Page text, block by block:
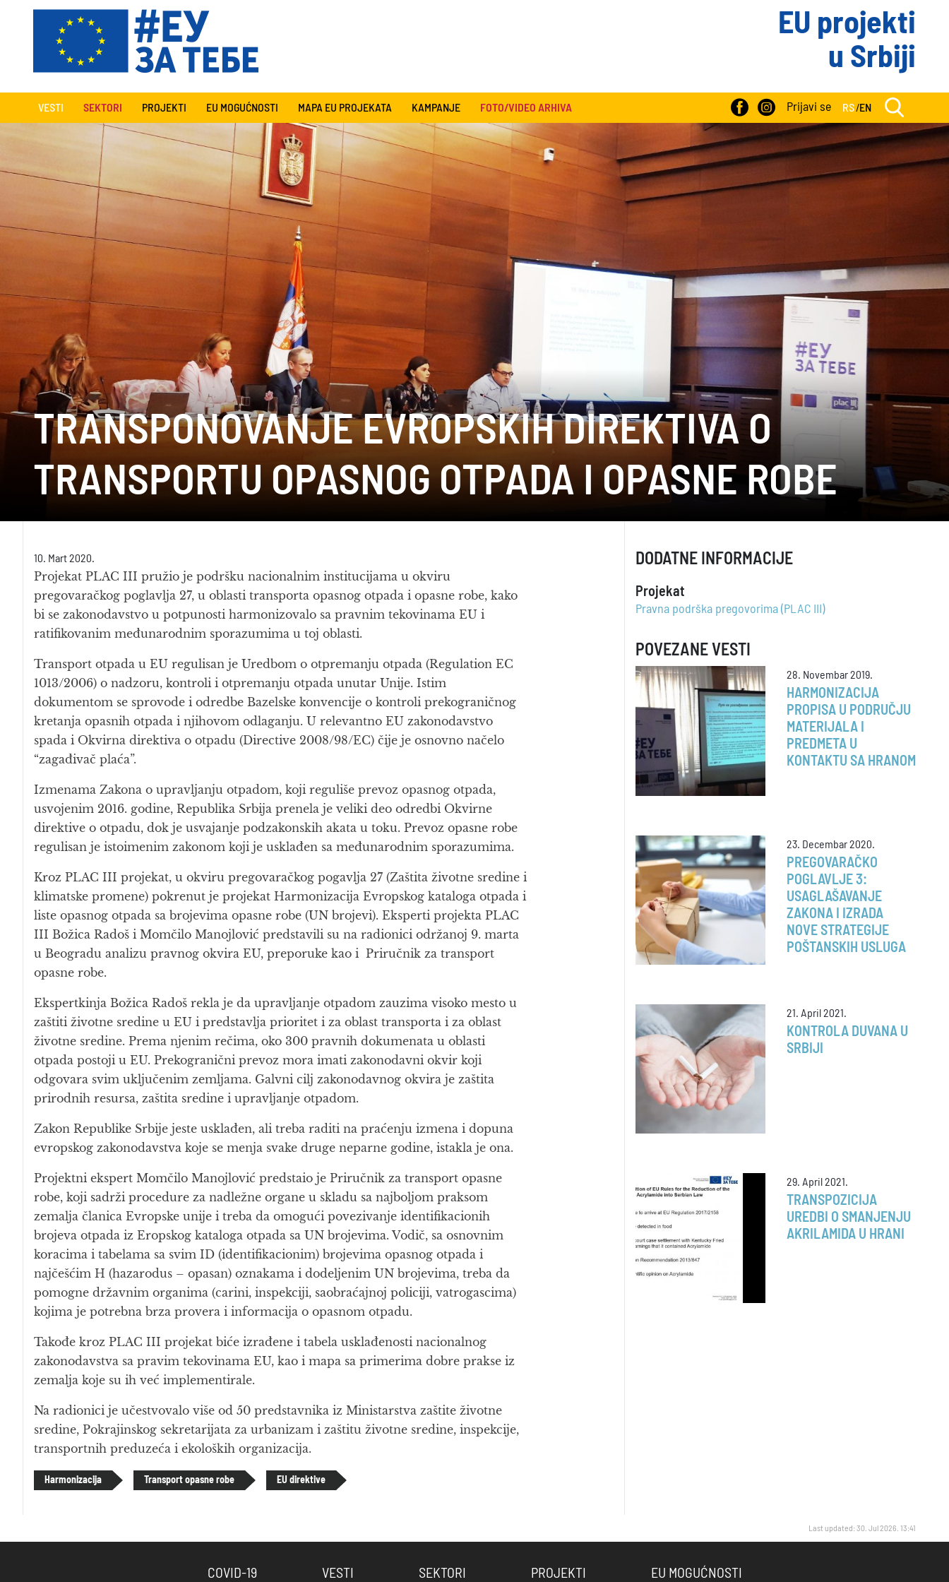
EU projekti
u Srbiji
VESTI SEKTORI PROJEKTI EU MOGUĆNOSTI MAPA EU PROJEKATA KAMPANJE FOTO/VIDEO ARHIVA Prijavi se RS/EN
TRANSPONOVANJE EVROPSKIH DIREKTIVA O
TRANSPORTU OPASNOG OTPADA I OPASNE ROBE
10. Mart 2020.
Projekat PLAC III pružio je podršku nacionalnim institucijama u okviru
pregovaračkog poglavlja 27, u oblasti transporta opasnog otpada i opasne robe, kako
bi se zakonodavstvo u potpunosti harmonizovalo sa pravnim tekovinama EU i
ratifikovanim međunarodnim sporazumima u toj oblasti.
Transport otpada u EU regulisan je Uredbom o otpremanju otpada (Regulation EC
1013/2006) o nadzoru, kontroli i otpremanju otpada unutar Unije. Istim
dokumentom se sprovode i odredbe Bazelske konvencije o kontroli prekograničnog
kretanja opasnih otpada i njihovom odlaganju. U relevantno EU zakonodavstvo
spada i Okvirna direktiva o otpadu (Directive 2008/98/EC) čije je osnovno načelo
“zagađivač plaća”.
Izmenama Zakona o upravljanju otpadom, koji reguliše prevoz opasnog otpada,
usvojenim 2016. godine, Republika Srbija prenela je veliki deo odredbi Okvirne
direktive o otpadu, dok je usvajanje podzakonskih akata u toku. Prevoz opasne robe
regulisan je istoimenim zakonom koji je usklađen sa međunarodnim sporazumima.
Kroz PLAC III projekat, u okviru pregovaračkog pogavlja 27 (Zaštita životne sredine i
klimatske promene) pokrenut je projekat Harmonizacija Evropskog kataloga otpada i
liste opasnog otpada sa brojevima opasne robe (UN brojevi). Eksperti projekta PLAC
III Božica Radoš i Momčilo Manojlović predstavili su na radionici održanoj 9. marta
u Beogradu analizu pravnog okvira EU, preporuke kao i Priručnik za transport
opasne robe.
Ekspertkinja Božica Radoš rekla je da upravljanje otpadom zauzima visoko mesto u
zaštiti životne sredine u EU i predstavlja prioritet i za oblast transporta i za oblast
životne sredine. Prema njenim rečima, oko 300 pravnih dokumenata u oblasti
otpada postoji u EU. Prekogranični prevoz mora imati zakonodavni okvir koji
odgovara svim uključenim zemljama. Galvni cilj zakonodavnog okvira je zaštita
prirodnih resursa, zaštita sredine i upravljanje otpadom.
Zakon Republike Srbije jeste usklađen, ali treba raditi na praćenju izmena i dopuna
evropskog zakonodavstva koje se menja svake druge neparne godine, istakla je ona.
Projektni ekspert Momčilo Manojlović predstaio je Priručnik za transport opasne
robe, koji sadrži procedure za nadležne organe u skladu sa najboljom praksom
zemalja članica Evropske unije i treba da omogući povezivanje identifikacionih
brojeva otpada iz Eropskog kataloga otpada sa UN brojevima. Vodič, sa osnovnim
koracima i tabelama sa svim ID (identifikacionim) brojevima opasnog otpada i
najčešćim H (hazarodus – opasan) oznakama i dodeljenim UN brojevima, treba da
pomogne državnim organima (carini, inspekciji, saobraćajnoj policiji, vatrogascima)
kojima je potrebna brza provera i informacija o opasnom otpadu.
Takođe kroz PLAC III projekat biće izrađene i tabela usklađenosti nacionalnog
zakonodavstva sa pravim tekovinama EU, kao i mapa sa primerima dobre prakse iz
zemalja koje su ih već implementirale.
Na radionici je učestvovalo više od 50 predstavnika iz Ministarstva zaštite životne
sredine, Pokrajinskog sekretarijata za urbanizam i zaštitu životne sredine, inspekcije,
transportnih preduzeća i ekoloških organizacija.
Harmonizacija Transport opasne robe EU direktive
DODATNE INFORMACIJE
Projekat
Pravna podrška pregovorima (PLAC III)
POVEZANE VESTI
28. Novembar 2019.
HARMONIZACIJA
PROPISA U PODRUČJU
MATERIJALA I
PREDMETA U
KONTAKTU SA HRANOM
23. Decembar 2020.
PREGOVARAČKO
POGLAVLJE 3:
USAGLAŠAVANJE
ZAKONA I IZRADA
NOVE STRATEGIJE
POŠTANSKIH USLUGA
21. April 2021.
KONTROLA DUVANA U
SRBIJI
29. April 2021.
TRANSPOZICIJA
UREDBI O SMANJENJU
AKRILAMIDA U HRANI
Last updated: 30. Jul 2026. 13:41
COVID-19 VESTI SEKTORI PROJEKTI EU MOGUĆNOSTI